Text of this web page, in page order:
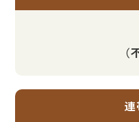
（
連